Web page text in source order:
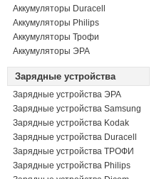
Аккумуляторы Duracell
Аккумуляторы Philips
Аккумуляторы Трофи
Аккумуляторы ЭРА
Зарядные устройства
Зарядные устройства ЭРА
Зарядные устройства Samsung
Зарядные устройства Kodak
Зарядные устройства Duracell
Зарядные устройства ТРОФИ
Зарядные устройства Philips